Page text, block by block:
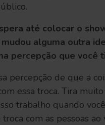
até colocar o
alguma outra
percepção que você
percepção de que a
essa troca. Tira
trabalho quando
com as pessoas ao